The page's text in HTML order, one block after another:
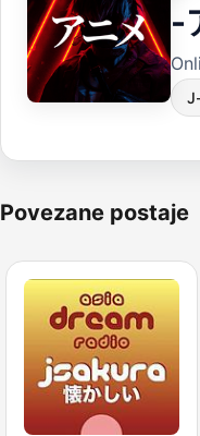
-
Povezane postaje